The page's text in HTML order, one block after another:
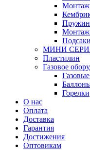
Подсаки
МИНИ
Пластилин
Газовое
Горелки
О нас
Оплата
Доставка
Гарантия
Достижения
Оптовикам